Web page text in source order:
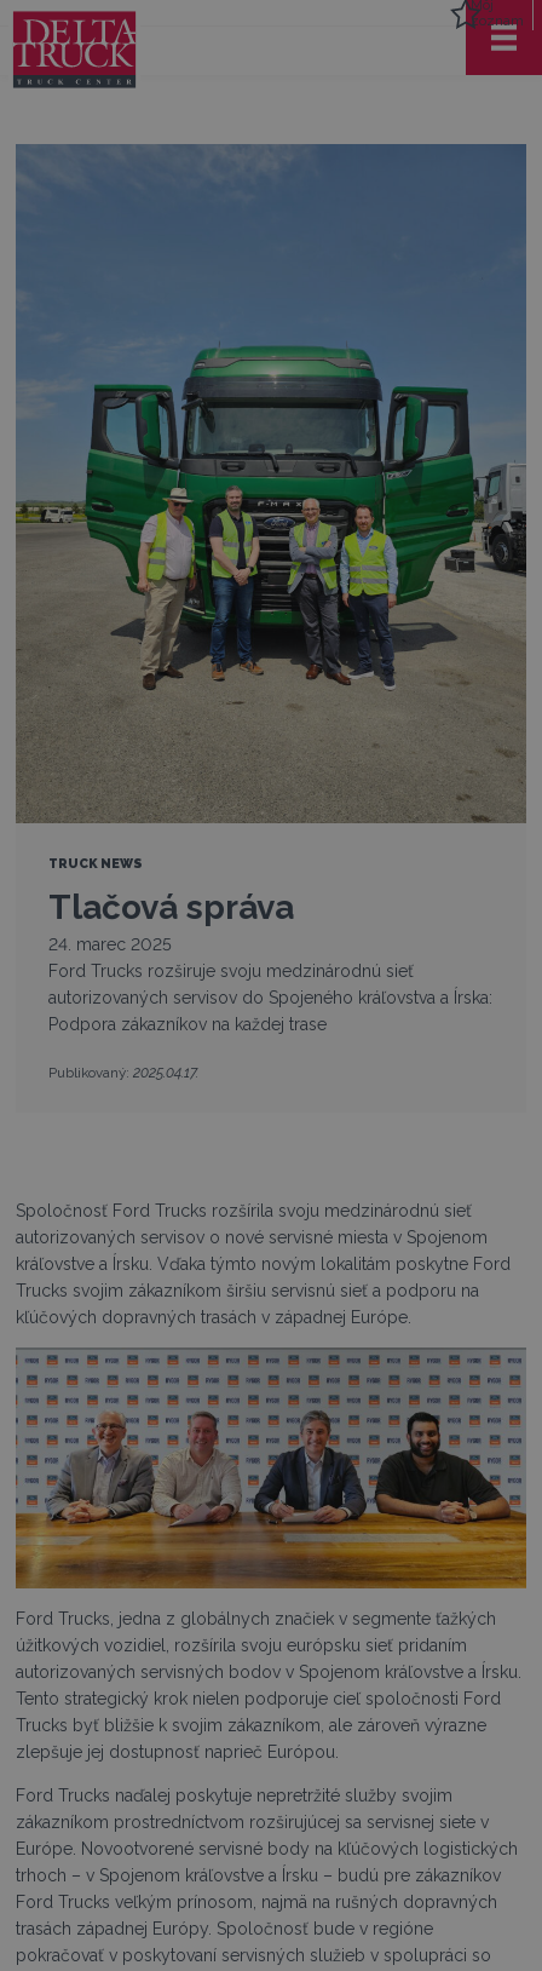
Môj
zoznam
TRUCK NEWS
Tlačová správa
24. marec 2025
Ford Trucks rozširuje svoju medzinárodnú sieť
autorizovaných servisov do Spojeného kráľovstva a Írska:
Podpora zákazníkov na každej trase
Publikovaný: 2025.04.17.
Spoločnosť Ford Trucks rozšírila svoju medzinárodnú sieť
autorizovaných servisov o nové servisné miesta v Spojenom
kráľovstve a Írsku. Vďaka týmto novým lokalitám poskytne Ford
Trucks svojim zákazníkom širšiu servisnú sieť a podporu na
kľúčových dopravných trasách v západnej Európe.
Ford Trucks, jedna z globálnych značiek v segmente ťažkých
úžitkových vozidiel, rozšírila svoju európsku sieť pridaním
autorizovaných servisných bodov v Spojenom kráľovstve a Írsku.
Tento strategický krok nielen podporuje cieľ spoločnosti Ford
Trucks byť bližšie k svojim zákazníkom, ale zároveň výrazne
zlepšuje jej dostupnosť naprieč Európou.
Ford Trucks naďalej poskytuje nepretržité služby svojim
zákazníkom prostredníctvom rozširujúcej sa servisnej siete v
Európe. Novootvorené servisné body na kľúčových logistických
trhoch – v Spojenom kráľovstve a Írsku – budú pre zákazníkov
Ford Trucks veľkým prínosom, najmä na rušných dopravných
trasách západnej Európy. Spoločnosť bude v regióne
pokračovať v poskytovaní servisných služieb v spolupráci so